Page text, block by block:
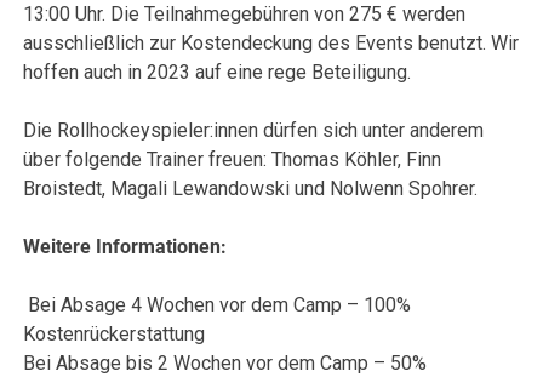
13:00 Uhr. Die Teilnahmegebühren von 275 € werden
ausschließlich zur Kostendeckung des Events benutzt. Wir
hoffen auch in 2023 auf eine rege Beteiligung.
Die Rollhockeyspieler:innen dürfen sich unter anderem
über folgende Trainer freuen: Thomas Köhler, Finn
Broistedt, Magali Lewandowski und Nolwenn Spohrer.
Weitere Informationen:
Bei Absage 4 Wochen vor dem Camp – 100%
Kostenrückerstattung
Bei Absage bis 2 Wochen vor dem Camp – 50%